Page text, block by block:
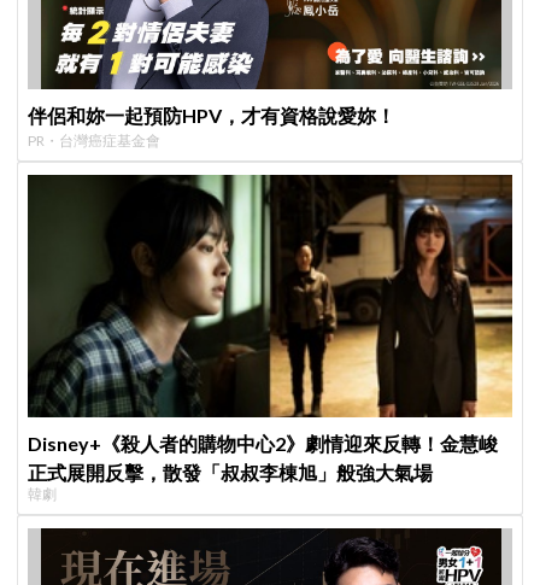
伴侶和妳一起預防HPV，才有資格說愛妳！
PR・台灣癌症基金會
Disney+《殺人者的購物中心2》劇情迎來反轉！金慧峻
正式展開反擊，散發「叔叔李棟旭」般強大氣場
韓劇